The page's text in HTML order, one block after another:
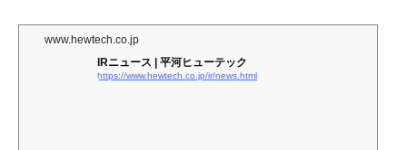
www.hewtech.co.jp
IRニュース | 平河ヒューテック
https://www.hewtech.co.jp/ir/news.html